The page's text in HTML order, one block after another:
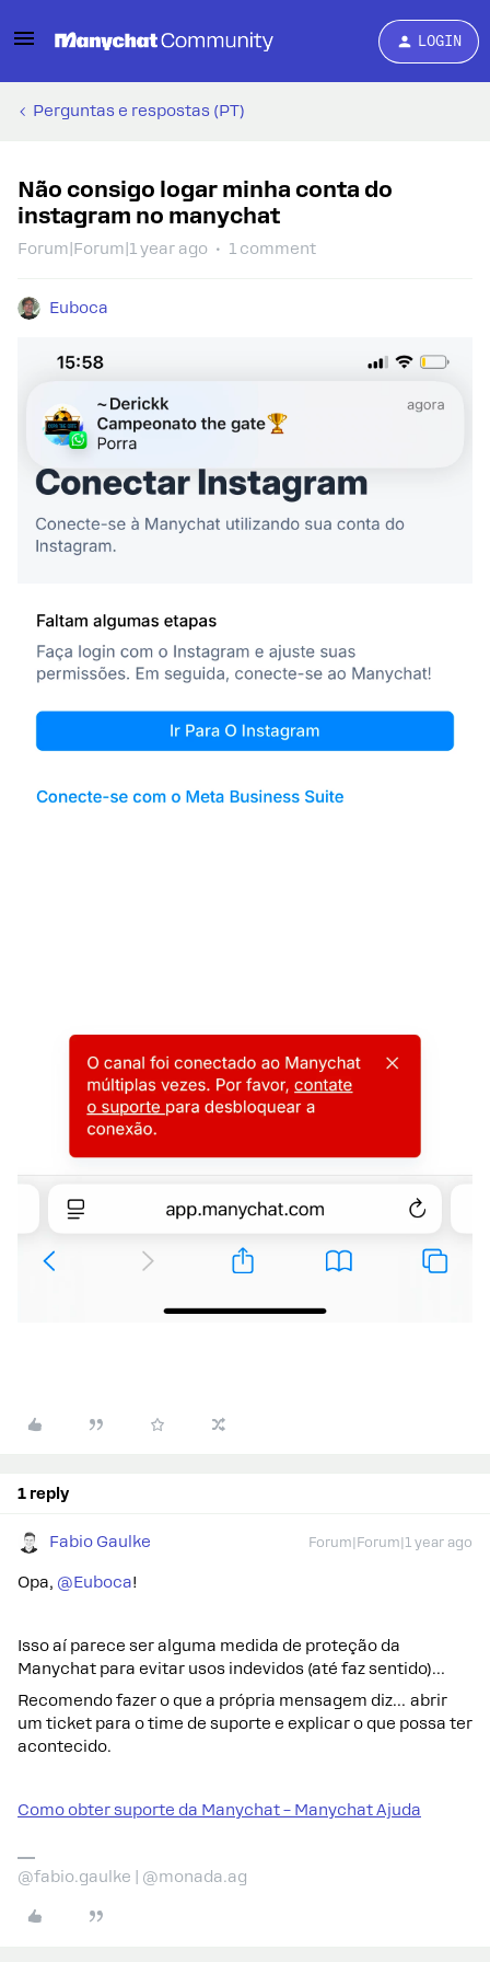
LOGIN
Perguntas e respostas (PT)
Não consigo logar minha conta do
instagram no manychat
Forum|Forum|1 year ago 1 comment
Euboca
1 reply
Fabio Gaulke Forum|Forum|1 year ago
Opa, ​ @Euboca!
Isso aí parece ser alguma medida de proteção da
Manychat para evitar usos indevidos (até faz sentido)…
Recomendo fazer o que a própria mensagem diz… abrir
um ticket para o time de suporte e explicar o que possa ter
acontecido.
Como obter suporte da Manychat – Manychat Ajuda
@fabio.gaulke | @monada.ag